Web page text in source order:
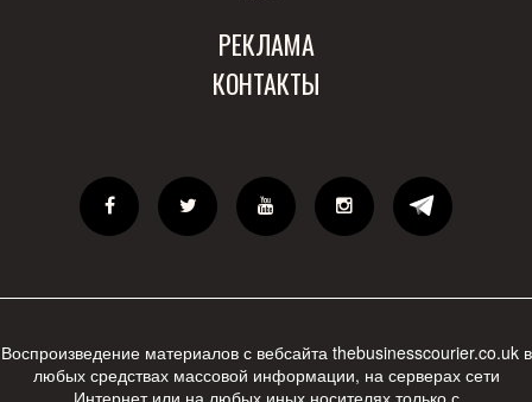
КОНТАКТЫ
РЕКЛАМА
Воспроизведение материалов с вебсайта thebusinesscourier.co.uk в
любых средствах массовой информации, на серверах сети
Интернет или на любых иных носителях только с